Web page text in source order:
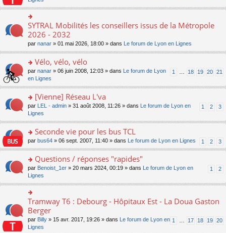
c
e
nt
s
ré
c
e
n
lu
le
pl
u
s
ré
c
e
nt
g
n
o
n
lu
pl
u
s
ré
c
e
nt
le
m
e
s
s
g
n
o
n
lu
pl
u
s
ré
c
e
s
ult
er
le
m
e
s
s
g
o
n
lu
le
u
s
ré
c
e
nt
o
n
ult
er
le
m
e
s
a
g
e
n
o
n
pl
u
s
ré
c
e
nt
SYTRAL Mobilités les conseillers issus de la Métropole
2026 - 2032
par nanar » 01 mai 2026, 18:00 » dans Le forum de Lyon en Lignes
o
n
s
er
le
m
e
s
s
e
n
o
n
lu
le
pl
u
s
ré
Vélo, vélo, vélo
1 18 19 20 21
par nanar » 06 juin 2008, 12:03 » dans
Le forum de Lyon
en Lignes
o
s
er
le
m
e
s
s
g
n
o
n
lu
[Vienne] Réseau L'va
1 2 3
par LEL - admin » 31 août 2008, 11:26 » dans
Le forum de Lyon en
Lignes
o
n
ult
er
le
m
e
s
g
Seconde vie pour les bus TCL
1 2 3
par bus64 » 06 sept. 2007, 11:40 » dans Le forum de Lyon en Lignes
o
s
ult
er
le
m
e
s
Questions / réponses "rapides"
1 2
par Benoist_1er » 20 mars 2024, 00:19 » dans
Le forum de Lyon en
Lignes
o
n
ult
er
Tramway T6 : Debourg - Hôpitaux Est - La Doua Gaston
Berger
1 17 18 19 20
par Billy » 15 avr. 2017, 19:26 » dans
Le forum de Lyon en
Lignes